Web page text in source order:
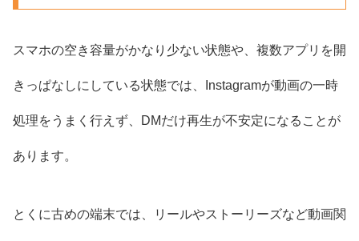
スマホの空き容量がかなり少ない状態や、複数アプリを開
きっぱなしにしている状態では、Instagramが動画の一時
処理をうまく行えず、DMだけ再生が不安定になることが
あります。
とくに古めの端末では、リールやストーリーズなど動画関